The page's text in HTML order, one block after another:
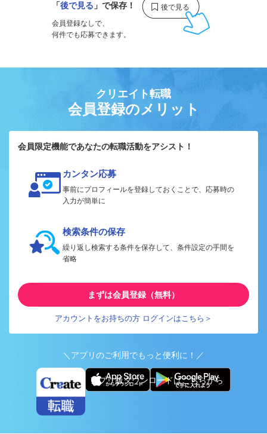
「後で見る 」で保存！
会員登録なしで、
何件でも応募できます。
クリエイト転職
会員登録のメリット
会員限定機能であなたの転職活動をアシスト！
カンタン応募
事前にプロフィールを登録しておくことで、応募時の
入力が簡単に
検索条件の保存
繰り返し検索する条件を保存して、条件設定の手間を
省略
まずは会員登録（無料）
アカウントをお持ちの方 ログインはこちら＞
＼アプリのご利用でもっと便利に！／
アプリ版ダウンロードはこちらから